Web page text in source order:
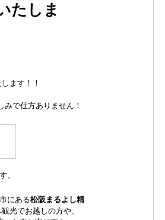
たしま
ます！！
で仕方ありません！
。
にある松阪まるよし精
光でお越しの方や、